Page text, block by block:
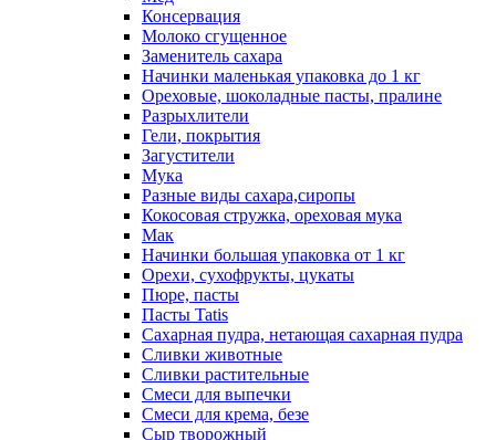
Консервация
Молоко сгущенное
Заменитель сахара
Начинки маленькая упаковка до 1 кг
Ореховые, шоколадные пасты, пралине
Разрыхлители
Гели, покрытия
Загустители
Мука
Разные виды сахара,сиропы
Кокосовая стружка, ореховая мука
Мак
Начинки большая упаковка от 1 кг
Орехи, сухофрукты, цукаты
Пюре, пасты
Пасты Tatis
Сахарная пудра, нетающая сахарная пудра
Сливки животные
Сливки растительные
Смеси для выпечки
Смеси для крема, безе
Сыр творожный